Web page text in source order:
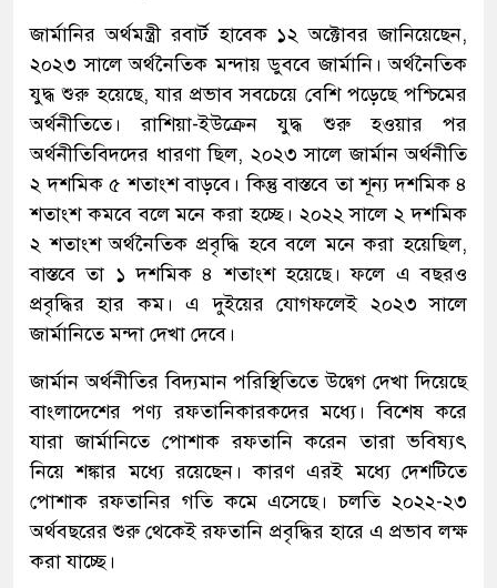
জার্মানির অর্থমন্ত্রী রবার্ট হাবেক ১২ অক্টোবর জানিয়েছেন,
২০২৩ সালে অর্থনৈতিক মন্দায় ডুববে জার্মানি। অর্থনৈতিক
যুদ্ধ শুরু হয়েছে, যার প্রভাব সবচেয়ে বেশি পড়েছে পশ্চিমের
অর্থনীতিতে। রাশিয়া-ইউক্রেন যুদ্ধ শুরু হওয়ার পর
অর্থনীতিবিদদের ধারণা ছিল, ২০২৩ সালে জার্মান অর্থনীতি
২ দশমিক ৫ শতাংশ বাড়বে। কিন্তু বাস্তবে তা শূন্য দশমিক ৪
শতাংশ কমবে বলে মনে করা হচ্ছে। ২০২২ সালে ২ দশমিক
২ শতাংশ অর্থনৈতিক প্রবৃদ্ধি হবে বলে মনে করা হয়েছিল,
বাস্তবে তা ১ দশমিক ৪ শতাংশ হয়েছে। ফলে এ বছরও
প্রবৃদ্ধির হার কম। এ দুইয়ের যোগফলেই ২০২৩ সালে
জার্মানিতে মন্দা দেখা দেবে।
জার্মান অর্থনীতির বিদ্যমান পরিস্থিতিতে উদ্বেগ দেখা দিয়েছে
বাংলাদেশের পণ্য রফতানিকারকদের মধ্যে। বিশেষ করে
যারা জার্মানিতে পোশাক রফতানি করেন তারা ভবিষ্যৎ
নিয়ে শঙ্কার মধ্যে রয়েছেন। কারণ এরই মধ্যে দেশটিতে
পোশাক রফতানির গতি কমে এসেছে। চলতি ২০২২-২৩
অর্থবছরের শুরু থেকেই রফতানি প্রবৃদ্ধির হারে এ প্রভাব লক্ষ
করা যাচ্ছে।